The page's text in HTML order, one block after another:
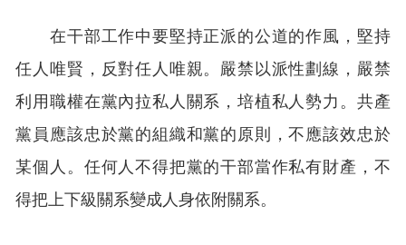
在干部工作中要堅持正派的公道的作風，堅持
任人唯賢，反對任人唯親。嚴禁以派性劃線，嚴禁
利用職權在黨內拉私人關系，培植私人勢力。共產
黨員應該忠於黨的組織和黨的原則，不應該效忠於
某個人。任何人不得把黨的干部當作私有財產，不
得把上下級關系變成人身依附關系。